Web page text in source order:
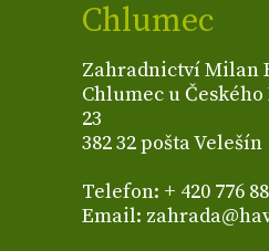
Chlumec
Zahradnictví Milan
Chlumec u
23
382 32 pošta Velešín
Telefon: + 420 776
Email: